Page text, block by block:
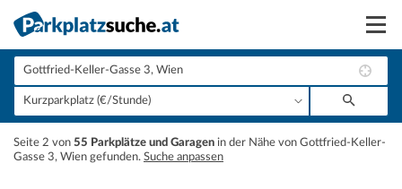
Suchen
Vermieten
Anmelden
Seite 2 von 55 Parkplätze und Garagen in der Nähe von Gottfried-Keller-
Gasse 3, Wien gefunden. Suche anpassen
+